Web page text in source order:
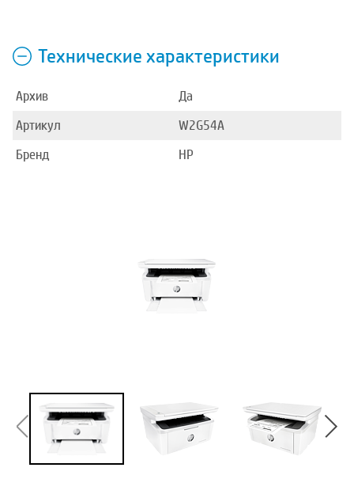
Технические характеристики
Архив
Да
Артикул
W2G54A
Бренд
HP